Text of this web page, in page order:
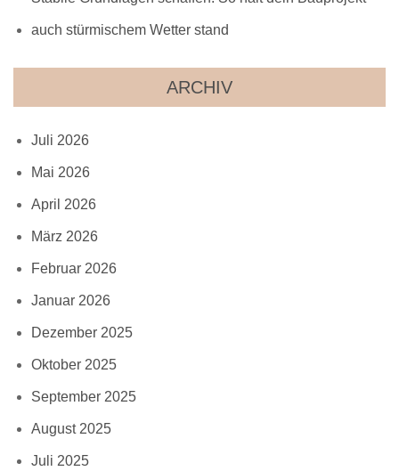
auch stürmischem Wetter stand
ARCHIV
Juli 2026
Mai 2026
April 2026
März 2026
Februar 2026
Januar 2026
Dezember 2025
Oktober 2025
September 2025
August 2025
Juli 2025